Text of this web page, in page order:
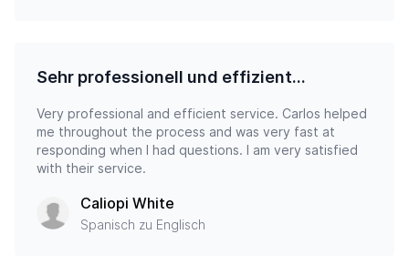
Sehr professionell und effizient…
Very professional and efficient service. Carlos helped
me throughout the process and was very fast at
responding when I had questions. I am very satisfied
with their service.
Caliopi White
Spanisch zu Englisch